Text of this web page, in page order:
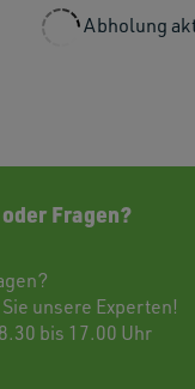
Abholung
Fragen?
Sie unsere Experten!
bis 17.00 Uhr